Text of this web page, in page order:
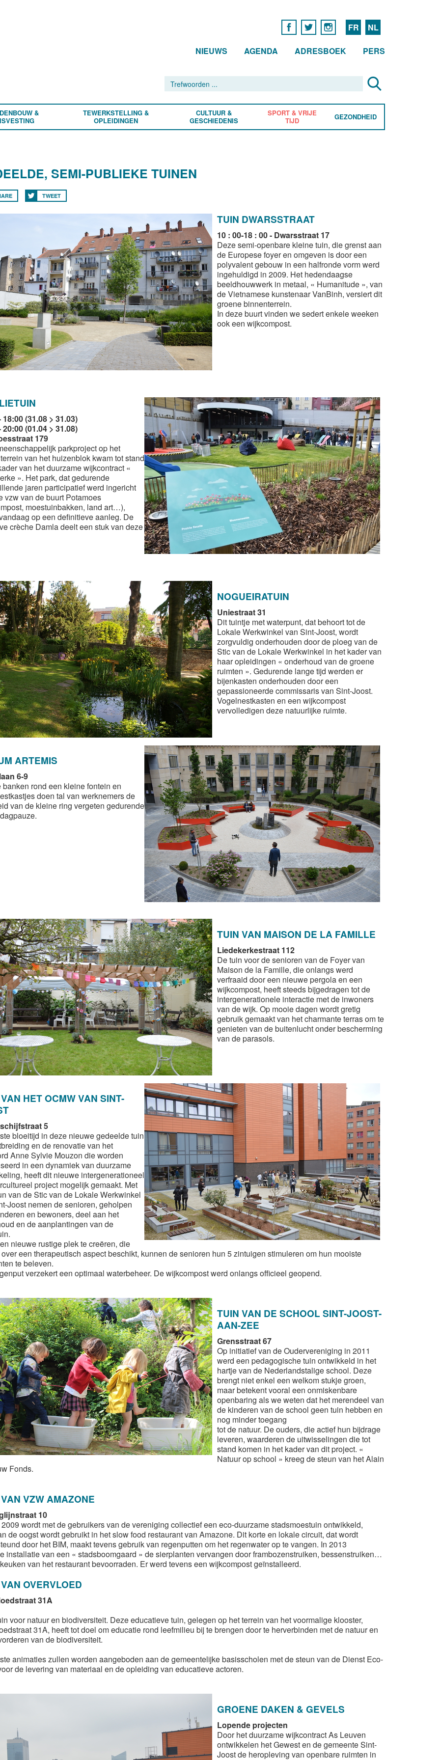
FR NL
NIEUWS AGENDA ADRESBOEK PERS
&
TEWERKSTELLING &
OPLEIDINGEN
CULTUUR &
GESCHIEDENIS
SPORT & VRIJE
TIJD
GEZONDHEID
SEMI-PUBLIEKE TUINEN
TWEET
TUIN DWARSSTRAAT
10 : 00-18 : 00 - Dwarsstraat 17
Deze semi-openbare kleine tuin, die grenst aan
de Europese foyer en omgeven is door een
polyvalent gebouw in een halfronde vorm werd
ingehuldigd in 2009. Het hedendaagse
beeldhouwwerk in metaal, « Humanitude », van
de Vietnamese kunstenaar VanBinh, versiert dit
groene binnenterrein.
​In deze buurt vinden we sedert enkele weeken
ook een wijkcompost.
18:00 (31.08 > 31.03)
20:00 (01.04 > 31.08)
179
parkproject op het
van het huizenblok kwam tot stand
van het duurzame wijkcontract «
». Het park, dat gedurende
jaren participatief werd ingericht
vzw van de buurt Potamoes
moestuinbakken, land art…),
op een definitieve aanleg. De
crèche Damla deelt een stuk van deze
NOGUEIRATUIN
Uniestraat 31
Dit tuintje met waterpunt, dat behoort tot de
Lokale Werkwinkel van Sint-Joost, wordt
zorgvuldig onderhouden door de ploeg van de
Stic van de Lokale Werkwinkel in het kader van
haar opleidingen « onderhoud van de groene
ruimten ». Gedurende lange tijd werden er
bijenkasten onderhouden door een
gepassioneerde commissaris van Sint-Joost.
Vogelnestkasten en een wijkcompost
vervolledigen deze natuurlijke ruimte.
ARTEMIS
6-9
rond een kleine fontein en
doen tal van werknemers de
van de kleine ring vergeten gedurende
TUIN VAN MAISON DE LA FAMILLE
Liedekerkestraat 112
De tuin voor de senioren van de Foyer van
Maison de la Famille, die onlangs werd
verfraaid door een nieuwe pergola en een
wijkcompost, heeft steeds bijgedragen tot de
intergenerationele interactie met de inwoners
van de wijk. Op mooie dagen wordt gretig
gebruik gemaakt van het charmante terras om te
genieten van de buitenlucht onder bescherming
van de parasols.
HET OCMW VAN SINT-
5
bloeitijd in deze nieuwe gedeelde tuin
en de renovatie van het
Anne Sylvie Mouzon die worden
in een dynamiek van duurzame
heeft dit nieuwe intergenerationeel
project mogelijk gemaakt. Met
van de Stic van de Lokale Werkwinkel
Joost nemen de senioren, geholpen
en bewoners, deel aan het
en de aanplantingen van de
nieuwe rustige plek te creëren, die
een therapeutisch aspect beschikt, kunnen de senioren hun 5 zintuigen stimuleren om hun mooiste
te beleven.
verzekert een optimaal waterbeheer. De wijkcompost werd onlangs officieel geopend.
TUIN VAN DE SCHOOL SINT-JOOST-
AAN-ZEE
Grensstraat 67
Op initiatief van de Oudervereniging in 2011
werd een pedagogische tuin ontwikkeld in het
hartje van de Nederlandstalige school. Deze
brengt niet enkel een welkom stukje groen,
maar betekent vooral een onmiskenbare
openbaring als we weten dat het merendeel van
de kinderen van de school geen tuin hebben en
nog minder toegang
tot de natuur. De ouders, die actief hun bijdrage
leveren, waarderen de uitwisselingen die tot
stand komen in het kader van dit project. «
Natuur op school » kreeg de steun van het Alain
Fonds.
VZW AMAZONE
10
wordt met de gebruikers van de vereniging collectief een eco-duurzame stadsmoestuin ontwikkeld,
de oogst wordt gebruikt in het slow food restaurant van Amazone. Dit korte en lokale circuit, dat wordt
door het BIM, maakt tevens gebruik van regenputten om het regenwater op te vangen. In 2013
installatie van een « stadsboomgaard » de sierplanten vervangen door frambozenstruiken, bessenstruiken…
van het restaurant bevoorraden. Er werd tevens een wijkcompost geïnstalleerd.
OVERVLOED
31A
voor natuur en biodiversiteit. Deze educatieve tuin, gelegen op het terrein van het voormalige klooster,
31A, heeft tot doel om educatie rond leefmilieu bij te brengen door te herverbinden met de natuur en
van de biodiversiteit.
animaties zullen worden aangeboden aan de gemeentelijke basisscholen met de steun van de Dienst Eco-
de levering van materiaal en de opleiding van educatieve actoren.
GROENE DAKEN & GEVELS
Lopende projecten
Door het duurzame wijkcontract As Leuven
ontwikkelen het Gewest en de gemeente Sint-
Joost de heropleving van openbare ruimten in